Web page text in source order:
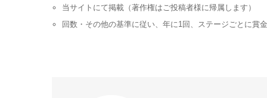
当サイトにて掲載（著作権はご投稿者様に帰属します）
回数・その他の基準に従い、年に1回、ステージごとに賞